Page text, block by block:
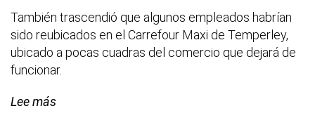
También trascendió que algunos empleados habrían
sido reubicados en el Carrefour Maxi de Temperley,
ubicado a pocas cuadras del comercio que dejará de
funcionar.
Lee más